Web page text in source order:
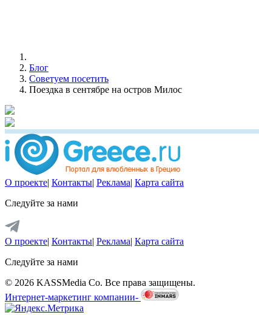
Блог
Советуем посетить
Поездка в сентябре на остров Милос
О проекте| Контакты| Реклама| Карта сайта
Следуйте за нами
О проекте| Контакты| Реклама| Карта сайта
Следуйте за нами
© 2026 KASSMedia Co. Все права защищены.
Интернет-маркетинг компании-